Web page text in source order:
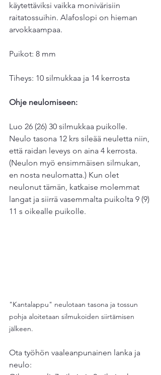
käytettäviksi vaikka monivärisiin
raitatossuihin. Alafoslopi on hieman
arvokkaampaa.
Puikot: 8 mm
Tiheys: 10 silmukkaa ja 14 kerrosta
Ohje neulomiseen:
Luo 26 (26) 30 silmukkaa puikolle.
Neulo tasona 12 krs sileää neuletta niin,
että raidan leveys on aina 4 kerrosta.
(Neulon myö ensimmäisen silmukan,
en nosta neulomatta.) Kun olet
neulonut tämän, katkaise molemmat
langat ja siirrä vasemmalta puikolta 9 (9)
11 s oikealle puikolle.
"Kantalappu" neulotaan tasona ja tossun
pohja aloitetaan silmukoiden siirtämisen
jälkeen.
Ota työhön vaaleanpunainen lanka ja
neulo: